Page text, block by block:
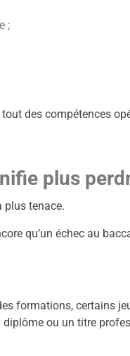
;
des compétences
plus
plus tenace.
qu’un échec au
formations, certains
ou un titre